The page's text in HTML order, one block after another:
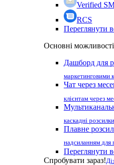
Verified
RCS
Переглянути
Основні можливості
Дашборд для
маркетинговими
Чат через
клієнтам через
каскадні
Плавне
надсиланням для
Переглянути
Спробувати зараз!